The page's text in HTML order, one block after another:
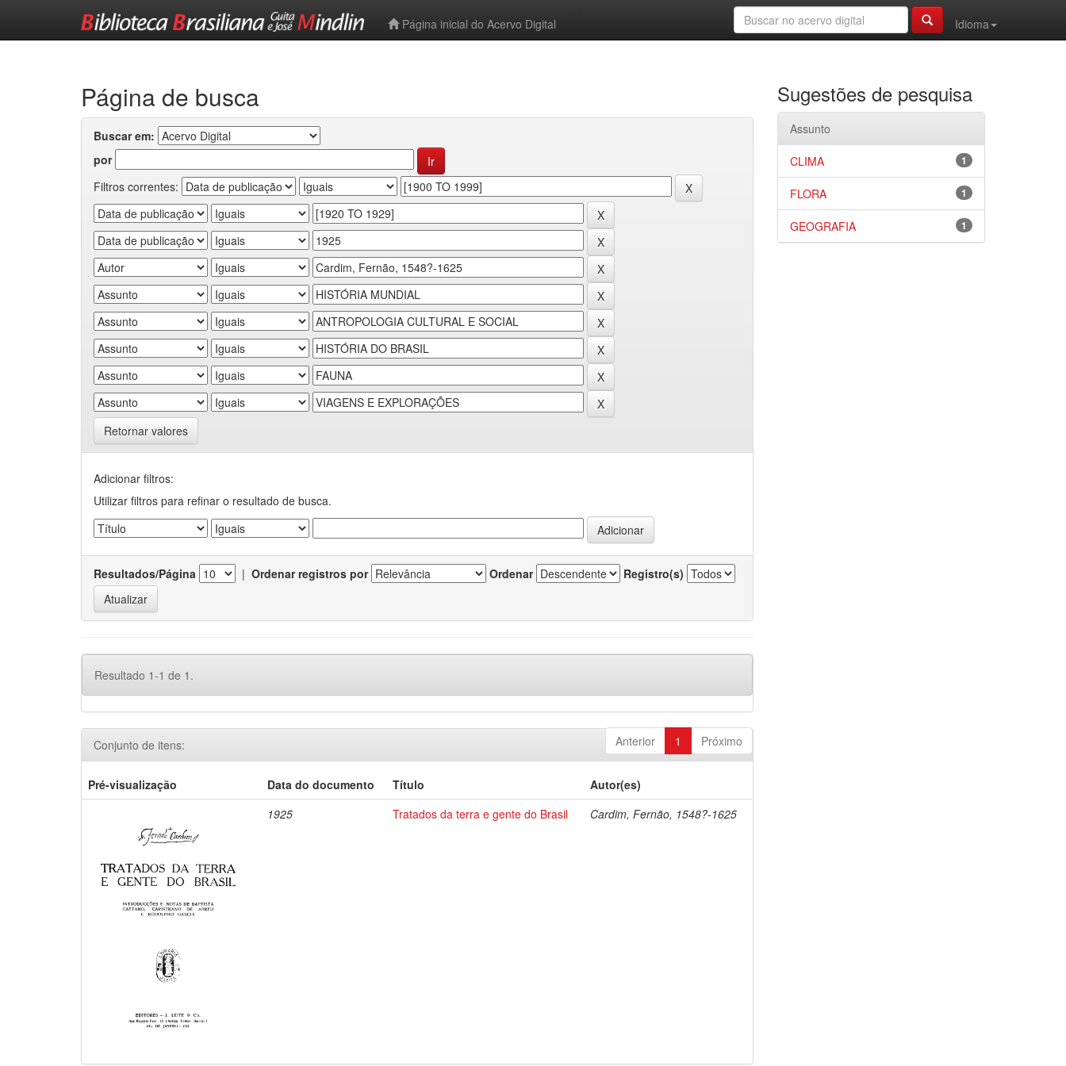
Página inicial do Acervo Digital
Idioma
Página de busca
Buscar em:
por
Filtros correntes:
Retornar valores
Adicionar filtros:
Utilizar filtros para refinar o resultado de busca.
Resultados/Página | Ordenar registros por Ordenar Registro(s)
Resultado 1-1 de 1.
Anterior 1 Próximo
Conjunto de itens:
Pré-visualização Data do documento Título
Autor(es)
1925
Tratados da terra e gente do Brasil Cardim, Fernão, 1548?-1625
Sugestões de pesquisa
Assunto
1
CLIMA
1
FLORA
1
GEOGRAFIA